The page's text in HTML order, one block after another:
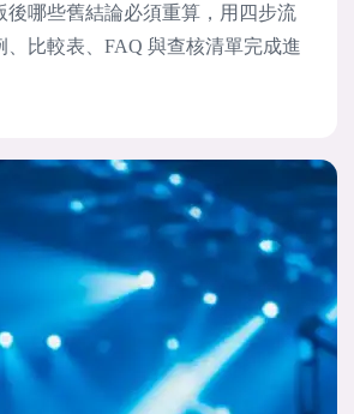
後哪些舊結論必須重算，用四步流
、比較表、FAQ 與查核清單完成進